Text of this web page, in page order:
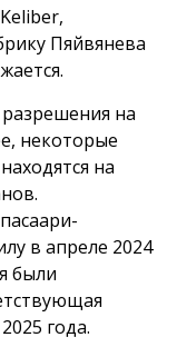
Пяйвянева
на
некоторые
на
в апреле 2024
были
года.